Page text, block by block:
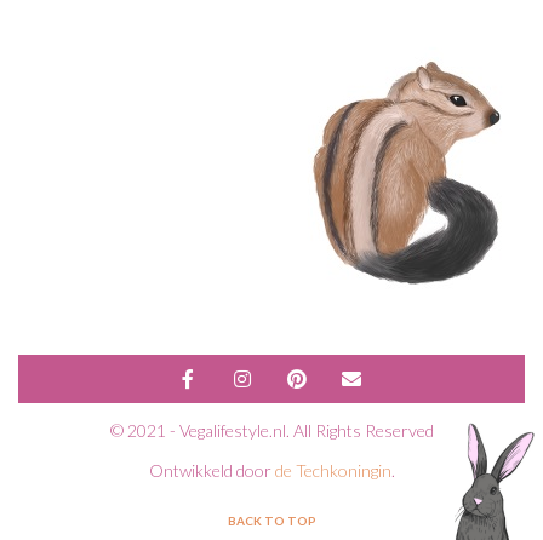
© 2021 - Vegalifestyle.nl. All Rights Reserved
Ontwikkeld door de Techkoningin.
BACK TO TOP